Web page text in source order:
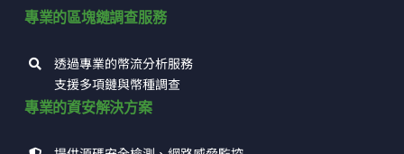
專業的區塊鏈調查服務
透過專業的幣流分析服務
支援多項鏈與幣種調查
專業的資安解決方案